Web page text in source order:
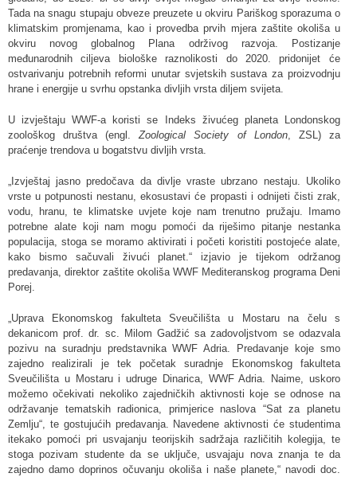
Tada na snagu stupaju obveze preuzete u okviru Pariškog sporazuma o
klimatskim promjenama, kao i provedba prvih mjera zaštite okoliša u
okviru novog globalnog Plana održivog razvoja. Postizanje
međunarodnih ciljeva biološke raznolikosti do 2020. pridonijet će
ostvarivanju potrebnih reformi unutar svjetskih sustava za proizvodnju
hrane i energije u svrhu opstanka divljih vrsta diljem svijeta.
U izvještaju WWF-a koristi se Indeks živućeg planeta Londonskog
zoološkog društva (engl.Zoological Society of London, ZSL) za
praćenje trendova u bogatstvu divljih vrsta.
„Izvještaj jasno predočava da divlje vraste ubrzano nestaju. Ukoliko
vrste u potpunosti nestanu, ekosustavi će propasti i odnijeti čisti zrak,
vodu, hranu, te klimatske uvjete koje nam trenutno pružaju. Imamo
potrebne alate koji nam mogu pomoći da riješimo pitanje nestanka
populacija, stoga se moramo aktivirati i početi koristiti postojeće alate,
kako bismo sačuvali živući planet.“ izjavio je tijekom održanog
predavanja, direktor zaštite okoliša WWF Mediteranskog programa Deni
Porej.
„Uprava Ekonomskog fakulteta Sveučilišta u Mostaru na čelu s
dekanicom prof. dr. sc. Milom Gadžić sa zadovoljstvom se odazvala
pozivu na suradnju predstavnika WWF Adria. Predavanje koje smo
zajedno realizirali je tek početak suradnje Ekonomskog fakulteta
Sveučilišta u Mostaru i udruge Dinarica, WWF Adria. Naime, uskoro
možemo očekivati nekoliko zajedničkih aktivnosti koje se odnose na
održavanje tematskih radionica, primjerice naslova “Sat za planetu
Zemlju“, te gostujućih predavanja. Navedene aktivnosti će studentima
itekako pomoći pri usvajanju teorijskih sadržaja različitih kolegija, te
stoga pozivam studente da se uključe, usvajaju nova znanja te da
zajedno damo doprinos očuvanju okoliša i naše planete,“ navodi doc.